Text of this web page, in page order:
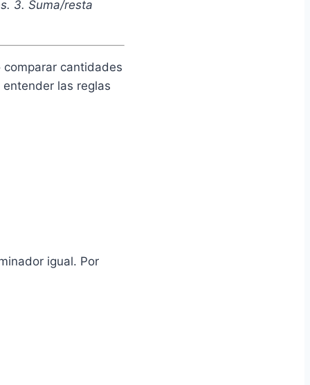
3. Suma/resta
cantidades
las reglas
igual. Por